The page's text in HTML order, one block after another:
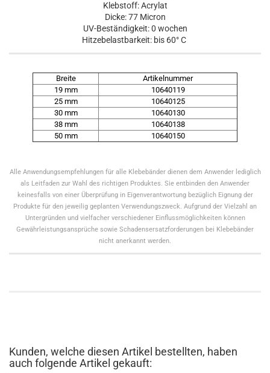
Klebstoff: Acrylat
Dicke: 77 Micron
UV-Beständigkeit: 0 wochen
Hitzebelastbarkeit: bis 60° C
Breite
Artikelnummer
19 mm
10640119
25 mm
10640125
30 mm
10640130
38 mm
10640138
50 mm
10640150
Alle Anwendungsempfehlungen für alle Klebebänder dienen dem Anwender lediglich
als Leitfaden zur Wahl des richtigen Produktes. Sie entbinden den Anwender
keinesfalls von einer Überprüfung in Eigenverantwortung bezüglich Eignung der
Produkte für den jeweilig geplanten Verwendungszweck. Aufgrund der Vielzahl an
Untergründen und vielfacher verschiedener Einflussmöglichkeiten können
Gewährleistungsansprüche sowie Schadensersatzforderungen bei Klebebänder
nicht anerkannt werden.
Kunden, welche diesen Artikel bestellten, haben
auch folgende Artikel gekauft: